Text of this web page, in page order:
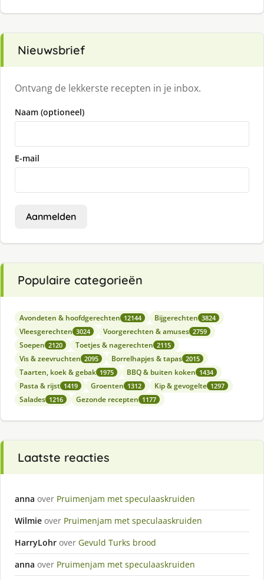
Nieuwsbrief
Ontvang de lekkerste recepten in je inbox.
Naam (optioneel)
E-mail
Aanmelden
Populaire categorieën
Avondeten & hoofdgerechten 12144 Bijgerechten 3824
Vleesgerechten 3024 Voorgerechten & amuses 2759
Soepen 2120 Toetjes & nagerechten 2115
Vis & zeevruchten 2095 Borrelhapjes & tapas 2015
Taarten, koek & gebak 1975 BBQ & buiten koken 1434
Pasta & rijst 1419 Groenten 1312 Kip & gevogelte 1297
Salades 1216 Gezonde recepten 1177
Laatste reacties
anna over Pruimenjam met speculaaskruiden
Wilmie over Pruimenjam met speculaaskruiden
HarryLohr over Gevuld Turks brood
anna over Pruimenjam met speculaaskruiden